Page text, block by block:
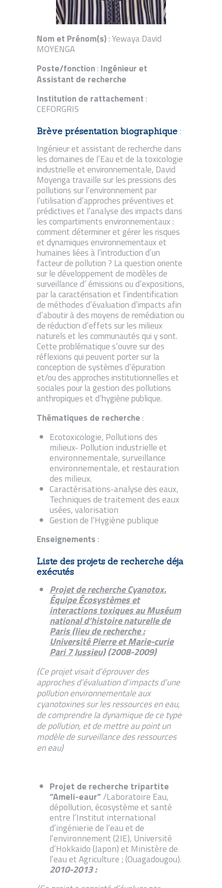
Nom et Prénom(s): Yewaya David
MOYENGA
Poste/fonction: Ingénieur et
Assistant de recherche
Institution de rattachement:
CEFORGRIS
Brève présentation biographique :
Ingénieur et assistant de recherche dans
les domaines de l’Eau et de la toxicologie
industrielle et environnementale, David
Moyenga travaille sur les pressions des
pollutions sur l’environnement par
l’utilisation d’approches préventives et
prédictives et l’analyse des impacts dans
les compartiments environnementaux :
comment déterminer et gérer les risques
et dynamiques environnementaux et
humaines liées à l’introduction d’un
facteur de pollution ? La question oriente
sur le développement de modèles de
surveillance d’ émissions ou d’expositions,
par la caractérisation et l’indentification
de méthodes d’évaluation d’impacts afin
d’aboutir à des moyens de remédiation ou
de réduction d’effets sur les milieux
naturels et les communautés qui y sont.
Cette problématique s’ouvre sur des
réflexions qui peuvent porter sur la
conception de systèmes d’épuration
et/ou des approches institutionnelles et
sociales pour la gestion des pollutions
anthropiques et d’hygiène publique.
Thématiques de recherche:
Ecotoxicologie, Pollutions des
milieux- Pollution industrielle et
environnementale, surveillance
environnementale, et restauration
des milieux.
Caractérisations-analyse des eaux,
Techniques de traitement des eaux
usées, valorisation
Gestion de l’Hygiène publique
Enseignements:
Liste des projets de recherche déja
exécutés
Projet de recherche Cyanotox.
Équipe Écosystèmes et
interactions toxiques auMuséum
national d’histoire naturelle de
Paris (lieu de recherche :
Université Pierre et Marie-curie
Pari 7 Jussieu)(2008-2009)
(Ce projet visait d’éprouver des
approches d’évaluation d’impacts d’une
pollution environnementale aux
cyanotoxines sur les ressources en eau,
de comprendre la dynamique de ce type
de pollution, et de mettre au point un
modèle de surveillance des ressources
en eau)
Projet de recherche tripartite
“Ameli-eaur”/Laboratoire Eau,
dépollution, écosystème et santé
entre l’Institut international
d’ingénierie de l’eau et de
l’environnement (2IE), Université
d’Hokkaido (Japon) et Ministère de
l’eau et Agriculture ; (Ouagadougou).
2010-2013 :